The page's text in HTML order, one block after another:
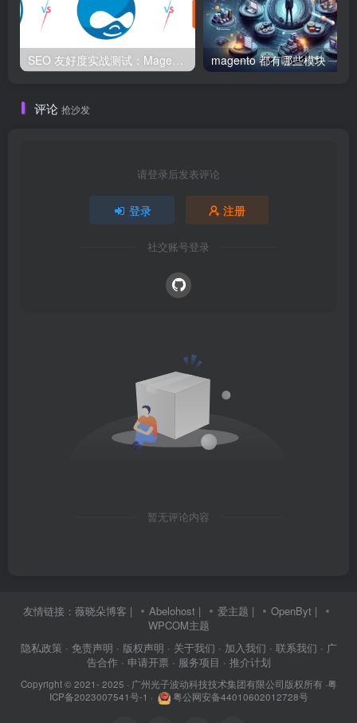
SEO 友好度实战测试：Magento、WordPress、Drupal 在核心 SEO 要素上的表现对比 magento 都有哪些模块
评论 抢沙发
请登录后发表评论
登录 注册
社交账号登录
暂无评论内容
友情链接： 薇晓朵博客 | Abelohost | 爱主题 | OpenByt |
WPCOM主题
隐私政策 · 免责声明 · 版权声明 · 关于我们 · 加入我们 · 联系我们 · 广
告合作 · 申请开票 · 服务项目 · 推介计划
Copyright © 2021- 2025 · 广州光子波动科技技术集团有限公司版权所有·粤
ICP备2023007541号-1 · 粤公网安备44010602012728号